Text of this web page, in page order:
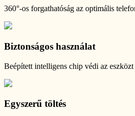
360°-os forgathatóság az optimális
Biztonságos használat
Beépített intelligens chip védi az
Egyszerű töltés